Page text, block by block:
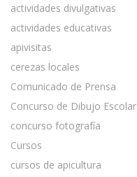
actividades divulgativas
actividades educativas
apivisitas
cerezas locales
Comunicado de Prensa
Concurso de Dibujo Escolar
concurso fotografía
Cursos
cursos de apicultura